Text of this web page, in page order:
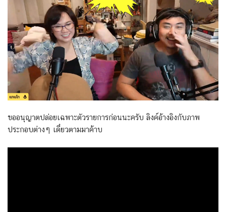
ขออนุญาตปล่อยเฉพาะตัวรายการก่อนนะครับ ลิงค์อ้างอิงกับภาพ
ประกอบต่างๆ เดี๋ยวตามมาค้าบ